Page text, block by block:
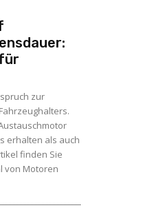
zur
erhalten als auch
finden Sie
von Motoren